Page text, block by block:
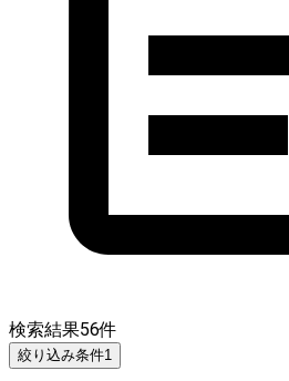
検索結果56件
絞り込み条件1